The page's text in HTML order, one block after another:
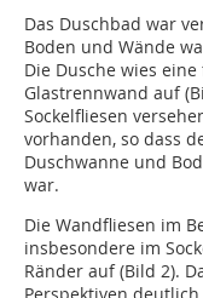
Das Duschbad war
Boden und Wände
Die Dusche wies
Glastrennwand auf
Sockelfliesen
vorhanden, so dass
Duschwanne und
war.
Die Wandfliesen im
insbesondere im
Ränder auf (Bild 2).